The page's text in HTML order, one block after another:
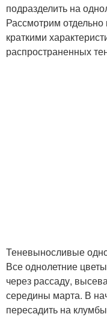
подразделить на
Рассмотрим
краткими
распространенных
Теневыносливые
Все однолетние
через рассаду,
середины марта. В
пересадить на